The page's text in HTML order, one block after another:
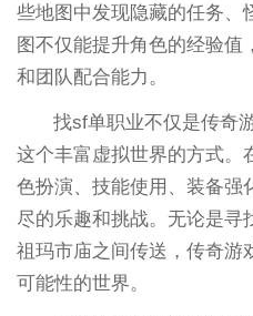
些地图中发现隐藏的任务、
图不仅能提升角色的经验值
和团队配合能力。
找sf单职业不仅是传奇
这个丰富虚拟世界的方式。
色扮演、技能使用、装备强
尽的乐趣和挑战。无论是寻
祖玛市庙之间传送，传奇游
可能性的世界。